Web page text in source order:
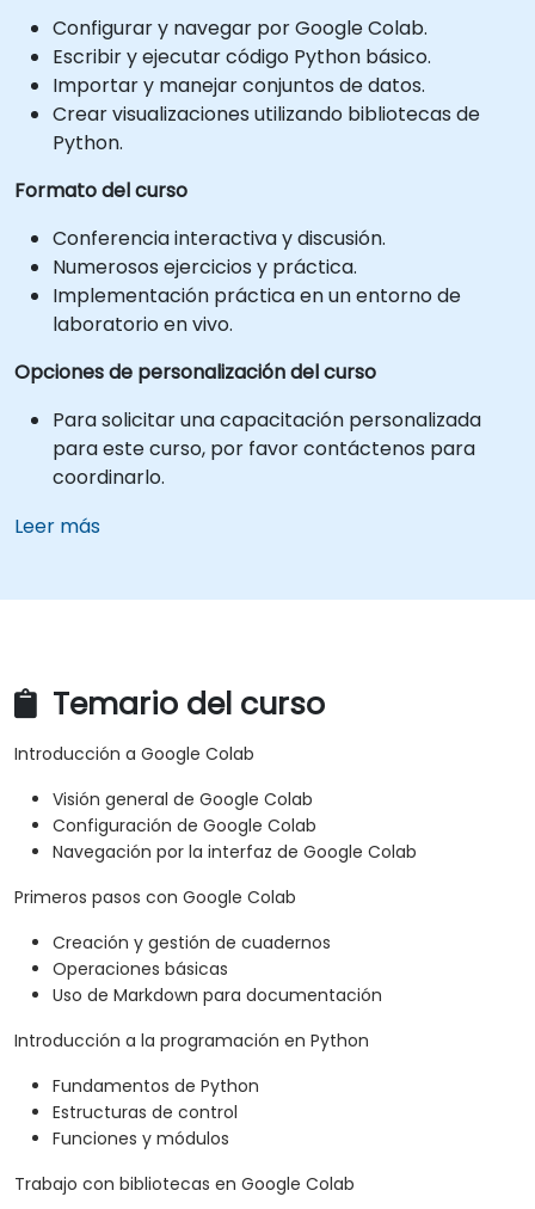
Configurar y navegar por Google Colab.
Escribir y ejecutar código Python básico.
Importar y manejar conjuntos de datos.
Crear visualizaciones utilizando bibliotecas de
Python.
Formato del curso
Conferencia interactiva y discusión.
Numerosos ejercicios y práctica.
Implementación práctica en un entorno de
laboratorio en vivo.
Opciones de personalización del curso
Para solicitar una capacitación personalizada
para este curso, por favor contáctenos para
coordinarlo.
Leer más
Temario del curso
Introducción a Google Colab
Visión general de Google Colab
Configuración de Google Colab
Navegación por la interfaz de Google Colab
Primeros pasos con Google Colab
Creación y gestión de cuadernos
Operaciones básicas
Uso de Markdown para documentación
Introducción a la programación en Python
Fundamentos de Python
Estructuras de control
Funciones y módulos
Trabajo con bibliotecas en Google Colab